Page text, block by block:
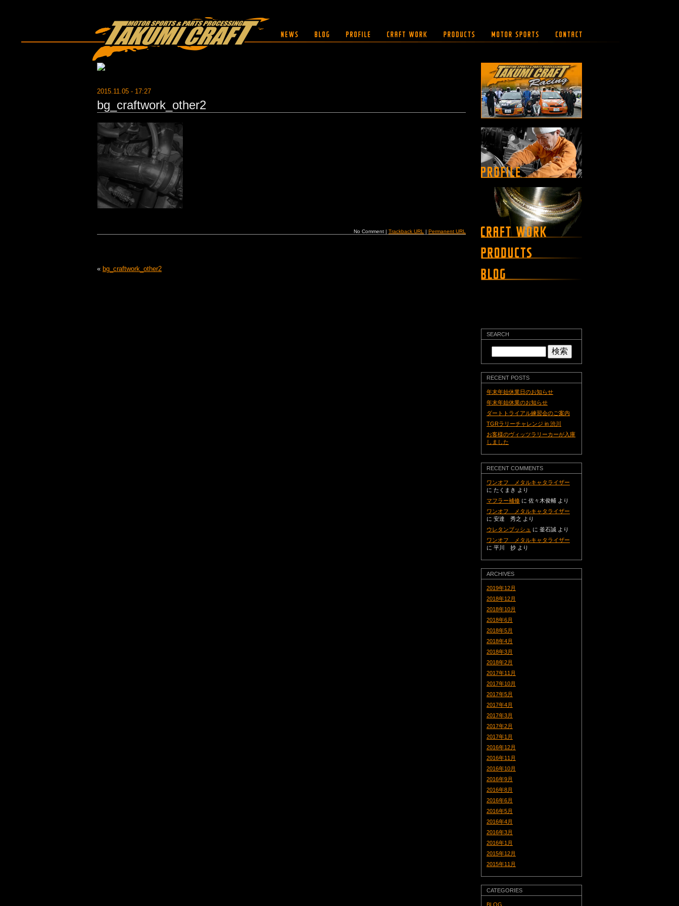
2015.11.05 - 17:27
bg_craftwork_other2
No Comment | Trackback URL | Permanent URL
« bg_craftwork_other2
SEARCH
検
索:
RECENT POSTS
年末年始休業日のお知らせ
年末年始休業のお知らせ
ダートトライアル練習会のご案内
TGRラリーチャレンジ in 渋川
お客様のヴィッツラリーカーが入庫
しました
RECENT COMMENTS
ワンオフ メタルキャタライザー
に たくまき より
マフラー補修 に 佐々木俊輔 より
ワンオフ メタルキャタライザー
に 安達 秀之 より
ウレタンブッシュ に 釜石誠 より
ワンオフ メタルキャタライザー
に 平川 抄 より
ARCHIVES
2019年12月
2018年12月
2018年10月
2018年6月
2018年5月
2018年4月
2018年3月
2018年2月
2017年11月
2017年10月
2017年5月
2017年4月
2017年3月
2017年2月
2017年1月
2016年12月
2016年11月
2016年10月
2016年9月
2016年8月
2016年6月
2016年5月
2016年4月
2016年3月
2016年1月
2015年12月
2015年11月
CATEGORIES
BLOG